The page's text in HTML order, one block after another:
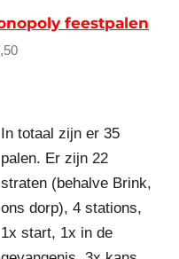
feestpalen
In totaal zijn er 35
palen. Er zijn 22
straten (behalve Brink,
ons dorp), 4 stations,
1x start, 1x in de